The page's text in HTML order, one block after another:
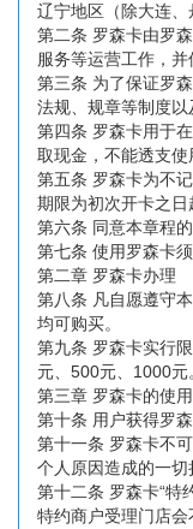
辽宁地区（除大连、
第二条 罗森卡由罗
服务等运营工作，
第三条 为了保证罗
法规、规章等制度以
第四条 罗森卡用于
取现金，不能透支使
第五条 罗森卡为不
期限为初次开卡之
第六条 同意本章程
第七条 使用罗森卡
第二章 罗森卡办理
第八条 凡自愿遵守
均可购买。
第九条 罗森卡实行
元、500元、1000元
第三章 罗森卡的使
第十条 用户获得罗
第十一条 罗森卡不
个人原因造成的一切
第十二条 罗森卡“特
特约商户受理门店会